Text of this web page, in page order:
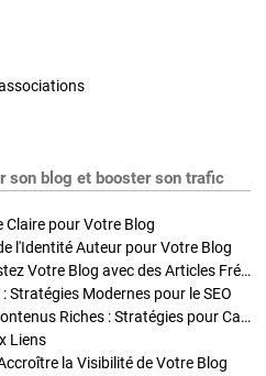
son blog et booster son trafic
Claire pour Votre Blog
l'Identité Auteur pour Votre Blog
Stratégies de Publication : Boostez Votre Blog avec des Articles Fréquents et Exclusifs
Stratégies Modernes pour le SEO
Enrichir Vos Articles avec des Contenus Riches : Stratégies pour Captiver et Optimiser
Liens
la Visibilité de Votre Blog